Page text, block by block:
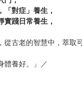
「對症」養生，
實踐日常養生，
古老的智慧中，萃取
養好。」／